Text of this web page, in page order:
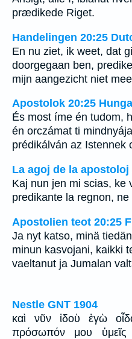
prædikede Riget.
Handelingen 20:25
En nu ziet, ik weet, dat
doorgegaan ben,
mijn aangezicht niet
Apostolok 20:25
És most íme én tudom,
én orczámat ti
prédikálván az Istennek
La agoj de la apostoloj
Kaj nun jen mi scias, ke
predikante la regnon,
Apostolien teot 20:25
Ja nyt katso, minä
minun kasvojani, kaikki
vaeltanut ja Jumalan
Nestle GNT 1904
καὶ νῦν ἰδοὺ ἐγὼ
πρόσωπόν μου ὑμεῖς